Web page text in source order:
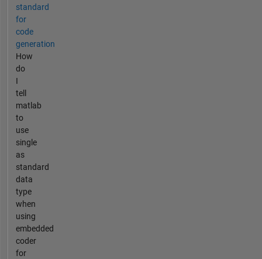
standard
for
code
generation
How
do
I
tell
matlab
to
use
single
as
standard
data
type
when
using
embedded
coder
for